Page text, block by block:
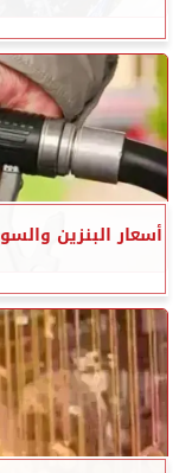
أسعار البنزين